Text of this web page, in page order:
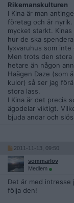
Rikemanskulturen
I Kina är man
företag och är nyrik.
mycket starkt.
hur de ska
lyxvaruhus som
Men trots den stora
hetare än någon
Haägen Daze (som
kulor) så ser jag
stora lass.
I Kina är det precis
ägodelar viktigt.
bjuda andar och
2011-11-13, 09:50
sommarlov
Medlem
Det är med intresse
följa den!